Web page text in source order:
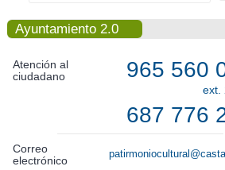
Ayuntamiento 2.0
Atención al
ciudadano
965 560
ext.
687 776
Correo
electrónico